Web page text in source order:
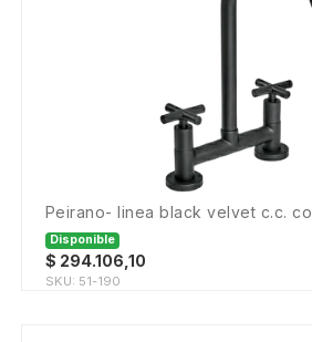
peirano- linea black velvet c.c.
Disponible
$ 294.106,10
SKU: 51-190